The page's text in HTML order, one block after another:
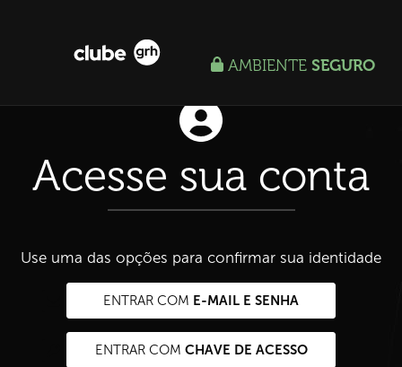
AMBIENTE SEGURO
Acesse sua conta
Use uma das opções para confirmar sua identidade
ENTRAR COM E-MAIL E SENHA
ENTRAR COM CHAVE DE ACESSO